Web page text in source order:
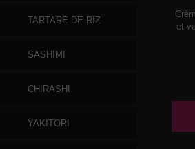
TARTARE DE RIZ
SASHIMI
CHIRASHI
YAKITORI
et